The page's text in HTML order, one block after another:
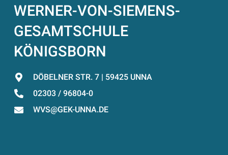
WERNER-VON-SIEMENS-
GESAMTSCHULE
KÖNIGSBORN
DÖBELNER STR. 7 | 59425 UNNA
02303 / 96804-0
WVS@GEK-UNNA.DE